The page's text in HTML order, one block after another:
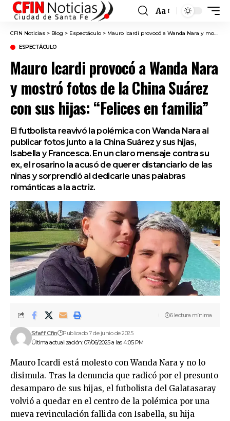
Font
Resizer
Aa
CFIN Noticias > Blog > Espectáculo > Mauro Icardi provocó a Wanda Nara y mostró fotos de la China Suárez con sus hijas: “Felices en familia”
ESPECTÁCULO
Mauro Icardi provocó a Wanda Nara
y mostró fotos de la China Suárez
con sus hijas: “Felices en familia”
El futbolista reavivó la polémica con Wanda Nara al
publicar fotos junto a la China Suárez y sus hijas,
Isabella y Francesca. En un claro mensaje contra su
ex, el rosarino la acusó de querer distanciarlo de las
niñas y sorprendió al dedicarle unas palabras
románticas a la actriz.
Última actualización: 07/06/2025 a las 4:05 PM
Sfaff Cfin Publicado 7 de junio de 2025
6 lectura mínima
Mauro Icardi está molesto con Wanda Nara y no lo
disimula. Tras la denuncia que radicó por el presunto
desamparo de sus hijas, el futbolista del Galatasaray
volvió a quedar en el centro de la polémica por una
nueva revinculación fallida con Isabella, su hija